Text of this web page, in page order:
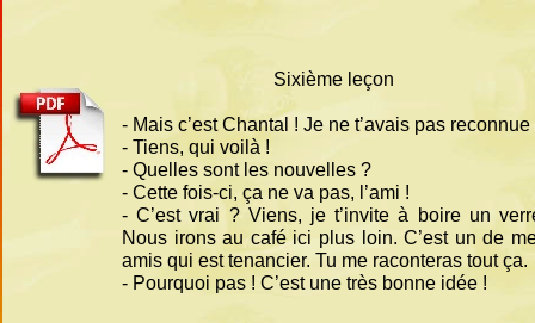
Sixième leçon
- Mais c’est Chantal ! Je ne t’avais pas reconnue
- Tiens, qui voilà !
- Quelles sont les nouvelles ?
- Cette fois-ci, ça ne va pas, l’ami !
- C’est vrai ? Viens, je t’invite à boire un
Nous irons au café ici plus loin. C’est un de
amis qui est tenancier. Tu me raconteras tout ça.
- Pourquoi pas ! C’est une très bonne idée !